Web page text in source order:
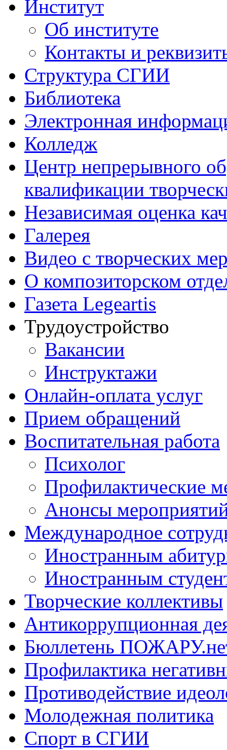
Институт
Об институте
Контакты и
Структура СГИИ
Библиотека
Электронная
Колледж
Центр непрерывного
квалификации
Независимая оценка
Галерея
Видео с творческих
О композиторском
Газета Legeartis
Трудоустройство
Вакансии
Инструктажи
Онлайн-оплата услуг
Прием обращений
Воспитательная работа
Психолог
Профилактические
Анонсы
Международное
Иностранным
Иностранным
Творческие коллективы
Антикоррупционная
Бюллетень
Профилактика
Противодействие
Молодежная политика
Спорт в СГИИ